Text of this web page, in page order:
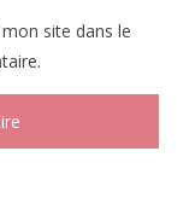
site dans le